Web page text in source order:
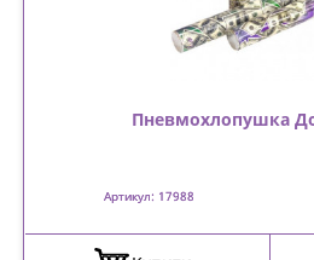
Пневмохлопушка
Артикул: 17988